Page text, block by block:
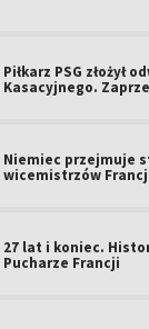
Piłkarz PSG złożył
Kasacyjnego.
Niemiec przejmuje
wicemistrzów
27 lat i koniec.
Pucharze Francji